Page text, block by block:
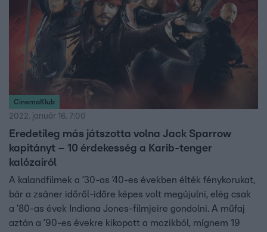
CinemaKlub
2022. január 16. 7:00
Eredetileg más játszotta volna Jack Sparrow
kapitányt – 10 érdekesség a Karib-tenger
kalózairól
A kalandfilmek a ’30-as ’40-es években élték fénykorukat,
bár a zsáner időről-időre képes volt megújulni, elég csak
a ’80-as évek Indiana Jones-filmjeire gondolni. A műfaj
aztán a ’90-es évekre kikopott a mozikból, mígnem 19